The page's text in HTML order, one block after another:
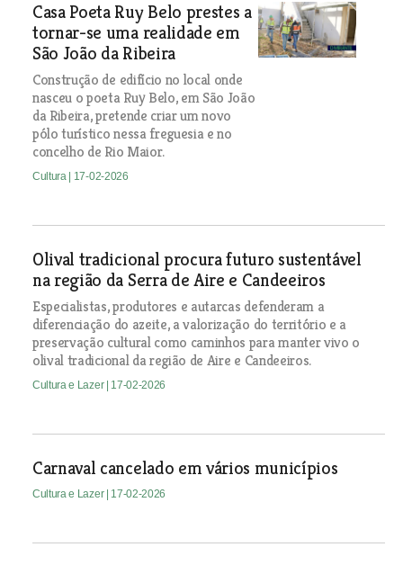
Casa Poeta Ruy Belo prestes a
tornar-se uma realidade em
São João da Ribeira
Construção de edifício no local onde
nasceu o poeta Ruy Belo, em São João
da Ribeira, pretende criar um novo
pólo turístico nessa freguesia e no
concelho de Rio Maior.
Cultura | 17-02-2026
Olival tradicional procura futuro sustentável
na região da Serra de Aire e Candeeiros
Especialistas, produtores e autarcas defenderam a
diferenciação do azeite, a valorização do território e a
preservação cultural como caminhos para manter vivo o
olival tradicional da região de Aire e Candeeiros.
Cultura e Lazer | 17-02-2026
Carnaval cancelado em vários municípios
Cultura e Lazer | 17-02-2026